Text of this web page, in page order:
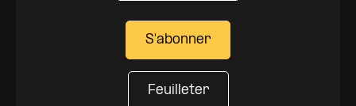
S'abonner
Feuilleter